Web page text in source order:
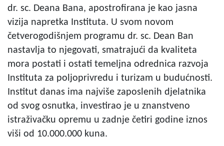
dr. sc. Deana Bana, apostrofirana je kao jasna
vizija napretka Instituta. U svom novom
četverogodišnjem programu dr. sc. Dean Ban
nastavlja to njegovati, smatrajući da kvaliteta
mora postati i ostati temeljna odrednica razvoja
Instituta za poljoprivredu i turizam u budućnosti.
Institut danas ima najviše zaposlenih djelatnika
od svog osnutka, investirao je u znanstveno
istraživačku opremu u zadnje četiri godine iznos
viši od 10.000.000 kuna.